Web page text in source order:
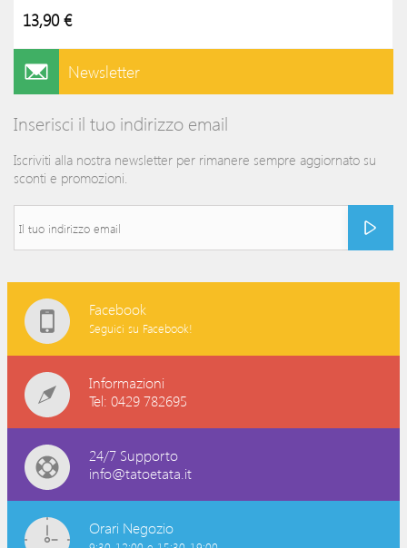
13,90 €
Newsletter
Inserisci il tuo indirizzo email
Iscriviti alla nostra newsletter per rimanere sempre aggiornato su
sconti e promozioni.
Facebook
Seguici su Facebook!
Informazioni
Tel: 0429 782695
24/7 Supporto
info@tatoetata.it
Orari Negozio